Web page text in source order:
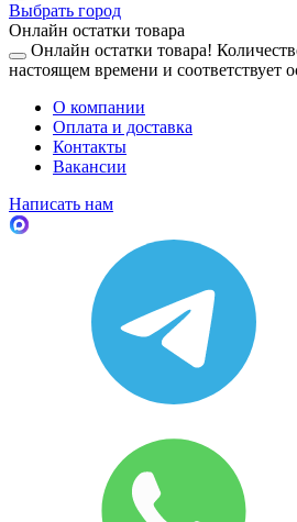
Выбрать город
Онлайн остатки товара
Онлайн остатки товара!
настоящем времени и соответствует
О компании
Оплата и доставка
Контакты
Вакансии
Написать нам